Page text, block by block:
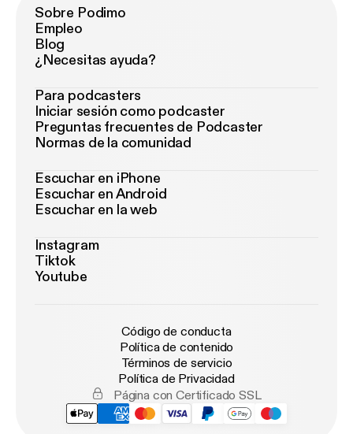
Sobre Podimo
Empleo
Blog
¿Necesitas ayuda?
Para podcasters
Iniciar sesión como podcaster
Preguntas frecuentes de Podcaster
Normas de la comunidad
Escuchar en iPhone
Escuchar en Android
Escuchar en la web
Instagram
Tiktok
Youtube
Código de conducta
Política de contenido
Términos de servicio
Política de Privacidad
Página con Certificado SSL